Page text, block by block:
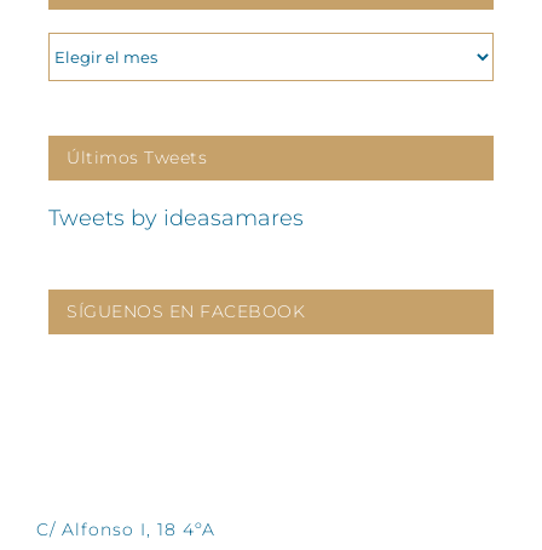
ARCHIVOS
Últimos Tweets
Tweets by ideasamares
SÍGUENOS EN FACEBOOK
C/ Alfonso I, 18 4ºA